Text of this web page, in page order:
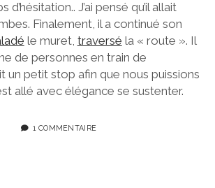
J’ai pensé qu’il allait
Finalement, il a continué son
le muret, traversé la « route ». Il
de personnes en train de
un petit stop afin que nous puissions
allé avec élégance se sustenter.
1 COMMENTAIRE